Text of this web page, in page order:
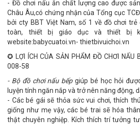
- Đồ chơi nấu ăn chất lượng cao được
Châu Âu,có chứng nhận của Tổng cục
bởi cty BBT Việt Nam, số 1 về đồ chơi
toàn, thiết bị giáo dục và thiết bị
website:babycuatoi.vn- thietbivuichoi.vn
✪ LỢI ÍCH CỦA SẢN PHẨM ĐỒ CHƠI NẤU
008-58
- Bộ đồ chơi nấu bếpgiúp bé học hỏi
luyện tính ngăn nắp và trở nên năng động,
- Các bé gái sẽ thỏa sức vui chơi, thích
giống như mẹ vậy, các bé trai sẽ hóa
thật chuyên nghiệp. Kích thích trí tưởng